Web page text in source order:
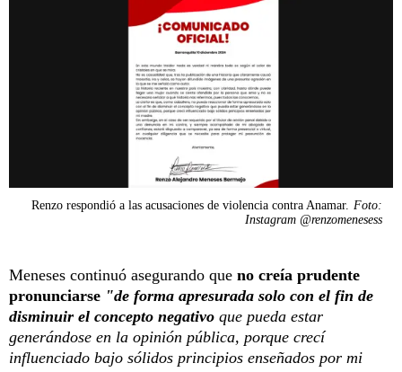
Renzo respondió a las acusaciones de violencia contra Anamar. Foto:
Instagram @renzomenesess
Meneses continuó asegurando que no creía prudente
pronunciarse "de forma apresurada solo con el fin de
disminuir el concepto negativo que pueda estar
generándose en la opinión pública, porque crecí
influenciado bajo sólidos principios enseñados por mi